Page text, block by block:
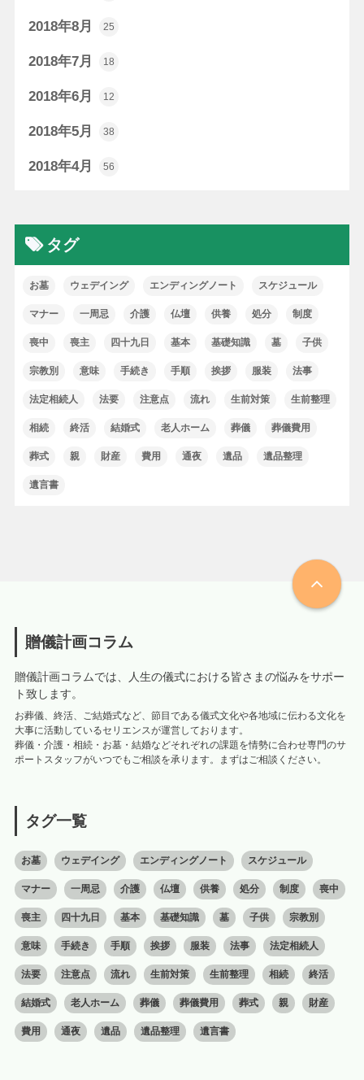
2018年8月 25
2018年7月 18
2018年6月 12
2018年5月 38
2018年4月 56
タグ
お墓 ウェデイング エンディングノート スケジュール
マナー 一周忌 介護 仏壇 供養 処分 制度
喪中 喪主 四十九日 基本 基礎知識 墓 子供
宗教別 意味 手続き 手順 挨拶 服装 法事
法定相続人 法要 注意点 流れ 生前対策 生前整理
相続 終活 結婚式 老人ホーム 葬儀 葬儀費用
葬式 親 財産 費用 通夜 遺品 遺品整理
遺言書
贈儀計画コラム
贈儀計画コラムでは、人生の儀式における皆さまの悩みをサポー
ト致します。
お葬儀、終活、ご結婚式など、節目である儀式文化や各地域に伝わる文化を
大事に活動しているセリエンスが運営しております。
葬儀・介護・相続・お墓・結婚などそれぞれの課題を情勢に合わせ専門のサ
ポートスタッフがいつでもご相談を承ります。まずはご相談ください。
タグ一覧
お墓 ウェデイング エンディングノート スケジュール
マナー 一周忌 介護 仏壇 供養 処分 制度 喪中
喪主 四十九日 基本 基礎知識 墓 子供 宗教別
意味 手続き 手順 挨拶 服装 法事 法定相続人
法要 注意点 流れ 生前対策 生前整理 相続 終活
結婚式 老人ホーム 葬儀 葬儀費用 葬式 親 財産
費用 通夜 遺品 遺品整理 遺言書